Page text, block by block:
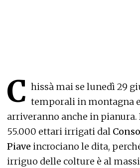
C hissà mai se lunedì 29
temporali in montagna
arriveranno anche in
55.000 ettari irrigati dal
Piave incrociano le dita,
irriguo delle colture è al